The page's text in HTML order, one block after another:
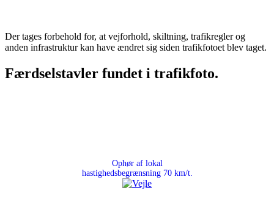
Der tages forbehold for, at vejforhold, skiltning, trafikregler og
anden infrastruktur kan have ændret sig siden trafikfotoet blev taget.
Færdselstavler fundet i trafikfoto.
Ophør af lokal
hastighedsbegrænsning 70 km/t.